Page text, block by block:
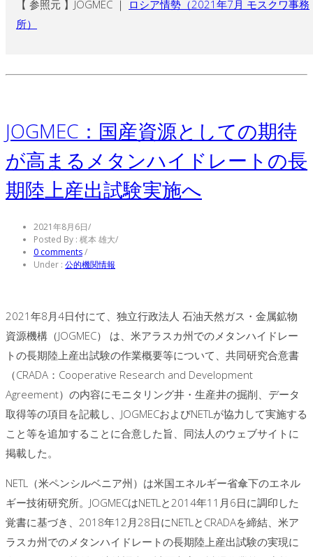
【 参照元 】JOGMEC ｜ ロシア情勢（2021年7月 モスクワ事務
所）
JOGMEC：国産資源としての期待
が高まるメタンハイドレートの長
期陸上産出試験実施へ
2021年8月6日/
Posted By : 梶本 雄大/
0 comments/
Under : 公的機関情報
2021年8月4日付にて、独立行政法人 石油天然ガス・金属鉱物
資源機構（JOGMEC） は、米アラスカ州でのメタンハイドレー
トの長期陸上産出試験の作業概要等について、共同研究合意書
（CRADA：Cooperative Research and Development
Agreement）の内容にモニタリング井・生産井の掘削、データ
取得等の項目を記載し、JOGMECおよびNETLが協力して実施する
こと等を追加することに合意した旨、同法人のウェブサイトに
掲載した。
NETL（米ペンシルベニア州）は米国エネルギー省傘下のエネル
ギー技術研究所。JOGMECはNETLと2014年11月6日に調印した
覚書に基づき、2018年12月28日にNETLとCRADAを締結、米ア
ラスカ州でのメタンハイドレートの長期陸上産出試験の実現に